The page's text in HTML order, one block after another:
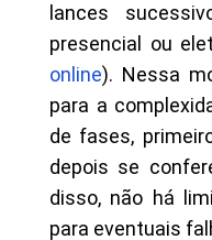
lances
presencial ou
online). Nessa
para a
de fases,
depois se
disso, não há
para eventuais